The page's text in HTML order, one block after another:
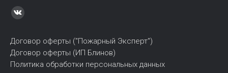
Найдите нас:
Вконтакте
opens
in
Договор оферты ("Пожарный Эксперт")
Договор оферты (ИП Блинов)
Политика обработки персональных данных